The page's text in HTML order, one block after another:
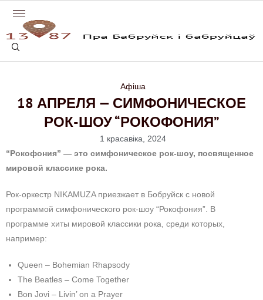
Афіша
18 АПРЕЛЯ — СИМФОНИЧЕСКОЕ
РОК-ШОУ “РОКОФОНИЯ”
1 красавіка, 2024
“Рокофония” — это симфоническое рок-шоу, посвященное
мировой классике рока.
Рок-оркестр NIKAMUZA приезжает в Бобруйск с новой
программой симфонического рок-шоу “Рокофония”. В
программе хиты мировой классики рока, среди которых,
например:
Queen – Bohemian Rhapsody
The Beatles – Come Together
Bon Jovi – Livin’ on a Prayer